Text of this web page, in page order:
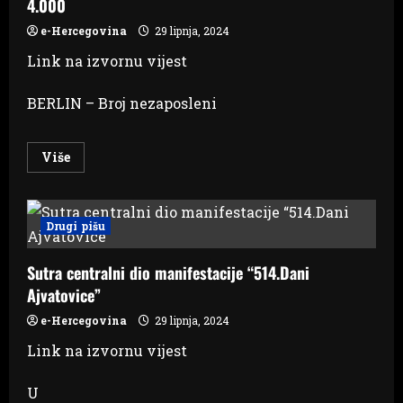
utječu
vaše
krvne
i
4.000
e-Hercegovina 29 lipnja, 2024
Link na izvornu vijest
BERLIN – Broj nezaposleni
VišeRead
more
nezaposlenih
u
Njemačkoj
u
porastao
za
4.000
Drugi pišu
Sutra centralni dio manifestacije “514.Dani
Ajvatovice”
e-Hercegovina 29 lipnja, 2024
Link na izvornu vijest
U